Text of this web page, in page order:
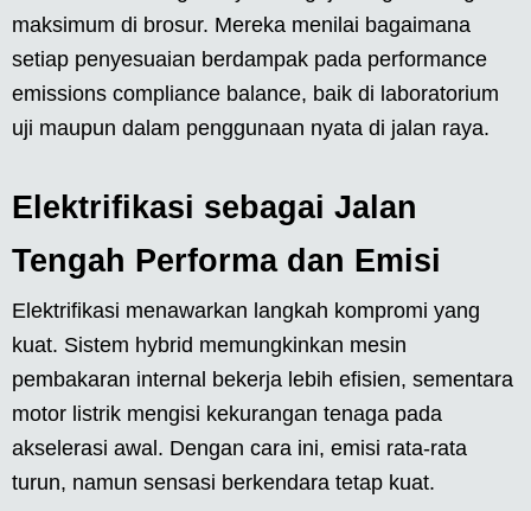
maksimum di brosur. Mereka menilai bagaimana
setiap penyesuaian berdampak pada performance
emissions compliance balance, baik di laboratorium
uji maupun dalam penggunaan nyata di jalan raya.
Elektrifikasi sebagai Jalan
Tengah Performa dan Emisi
Elektrifikasi menawarkan langkah kompromi yang
kuat. Sistem hybrid memungkinkan mesin
pembakaran internal bekerja lebih efisien, sementara
motor listrik mengisi kekurangan tenaga pada
akselerasi awal. Dengan cara ini, emisi rata-rata
turun, namun sensasi berkendara tetap kuat.